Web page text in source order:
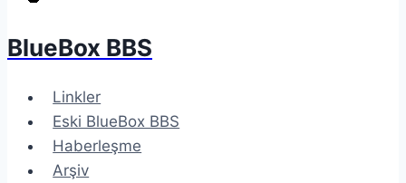
BlueBox BBS
Linkler
Eski BlueBox BBS
Haberleşme
Arşiv